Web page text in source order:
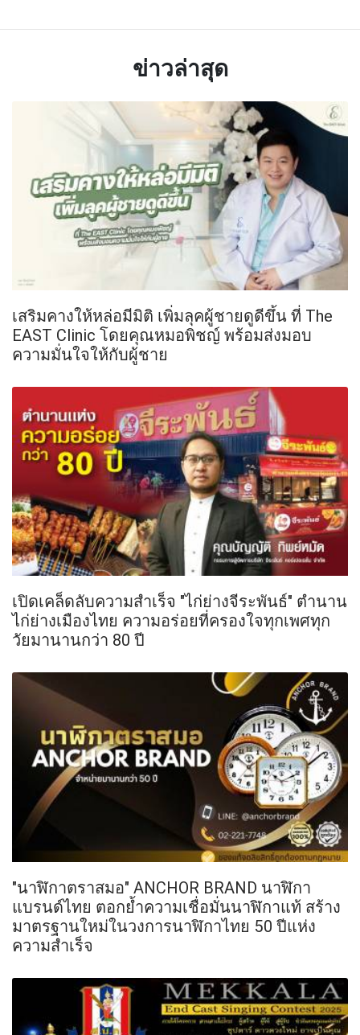
ข่าวล่าสุด
เสริมคางให้หล่อมีมิติ เพิ่มลุคผู้ชายดูดีขึ้น ที่ The
EAST Clinic โดยคุณหมอพิชญ์ พร้อมส่งมอบ
ความมั่นใจให้กับผู้ชาย
เปิดเคล็ดลับความสำเร็จ "ไก่ย่างจีระพันธ์" ตำนาน
ไก่ย่างเมืองไทย ความอร่อยที่ครองใจทุกเพศทุก
วัยมานานกว่า 80 ปี
"นาฬิกาตราสมอ" ANCHOR BRAND นาฬิกา
แบรนด์ไทย ตอกย้ำความเชื่อมั่นนาฬิกาแท้ สร้าง
มาตรฐานใหม่ในวงการนาฬิกาไทย 50 ปีแห่ง
ความสำเร็จ